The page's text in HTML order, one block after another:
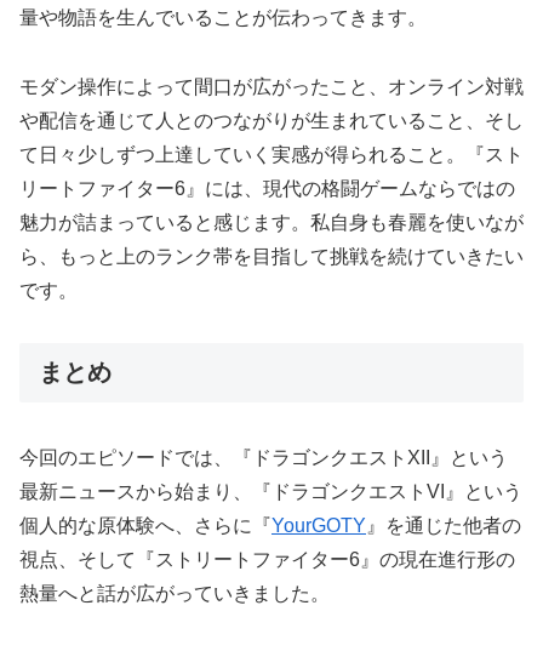
量や物語を生んでいることが伝わってきます。
モダン操作によって間口が広がったこと、オンライン対戦
や配信を通じて人とのつながりが生まれていること、そし
て日々少しずつ上達していく実感が得られること。『スト
リートファイター6』には、現代の格闘ゲームならではの
魅力が詰まっていると感じます。私自身も春麗を使いなが
ら、もっと上のランク帯を目指して挑戦を続けていきたい
です。
まとめ
今回のエピソードでは、『ドラゴンクエストXII』という
最新ニュースから始まり、『ドラゴンクエストVI』という
個人的な原体験へ、さらに『YourGOTY 』を通じた他者の
視点、そして『ストリートファイター6』の現在進行形の
熱量へと話が広がっていきました。